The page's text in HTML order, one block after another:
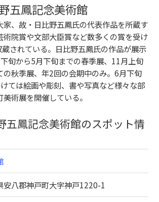
五鳳記念美術館
家、故・日比野五鳳氏の代表作品を所蔵す
術院賞や文部大臣賞など数多くの賞を受け
されている。日比野五鳳氏の作品が展示
旬から5月下旬までの春季展、11月上旬
の秋季展、年2回の会期中のみ。6月下旬
ては絵画や彫刻、書や写真など様々な部
術展を開催している。
五鳳記念美術館のスポット情
安八郡神戸町大字神戸1220-1